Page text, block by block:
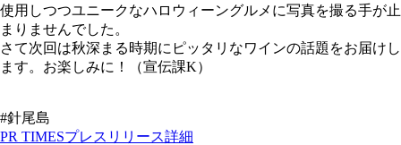
使用しつつユニークなハロウィーングルメに写真を撮る手が止
まりませんでした。
さて次回は秋深まる時期にピッタリなワインの話題をお届けし
ます。お楽しみに！（宣伝課K）
#針尾島
PR TIMESプレスリリース詳細